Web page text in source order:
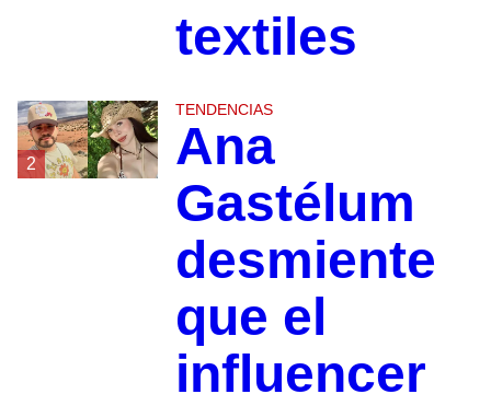
textiles
2
TENDENCIAS
Ana
Gastélum
desmiente
que el
influencer